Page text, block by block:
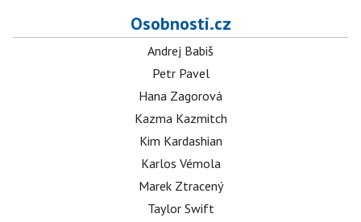
Osobnosti.cz
Andrej Babiš
Petr Pavel
Hana Zagorová
Kazma Kazmitch
Kim Kardashian
Karlos Vémola
Marek Ztracený
Taylor Swift